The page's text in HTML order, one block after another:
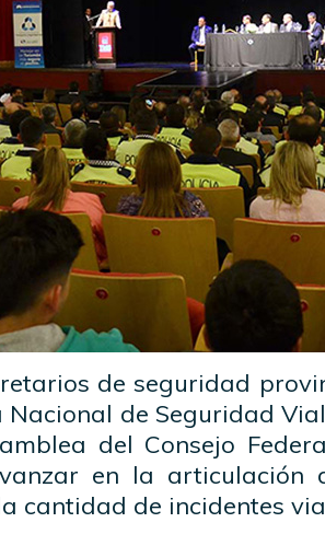
de seguridad
Nacional de Seguridad
del Consejo
en la articulación
cantidad de incidentes